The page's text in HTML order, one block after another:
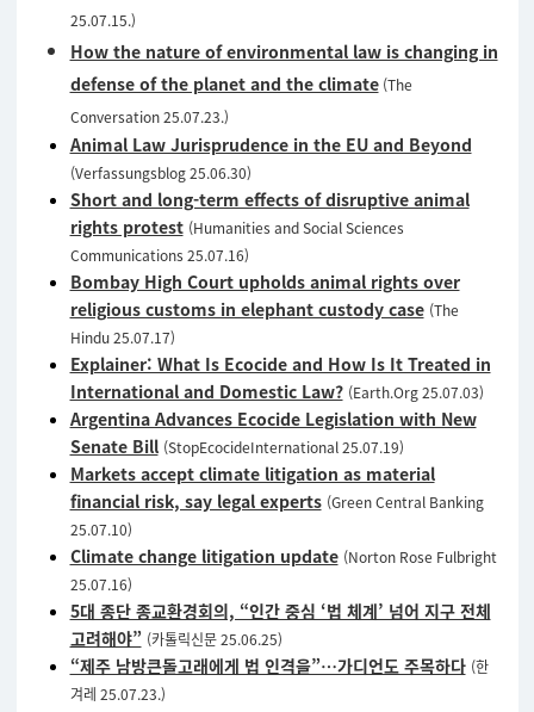
25.07.15.)
How the nature of environmental law is changing in
defense of the planet and the climate (The
Conversation 25.07.23.)
Animal Law Jurisprudence in the EU and Beyond
(Verfassungsblog 25.06.30)
Short and long-term effects of disruptive animal
rights protest (Humanities and Social Sciences
Communications 25.07.16)
Bombay High Court upholds animal rights over
religious customs in elephant custody case (The
Hindu 25.07.17)
Explainer: What Is Ecocide and How Is It Treated in
International and Domestic Law? (Earth.Org 25.07.03)
Argentina Advances Ecocide Legislation with New
Senate Bill (StopEcocideInternational 25.07.19)
Markets accept climate litigation as material
financial risk, say legal experts (Green Central Banking
25.07.10)
Climate change litigation update (Norton Rose Fulbright
25.07.16)
5대 종단 종교환경회의, “인간 중심 ‘법 체계’ 넘어 지구 전체
고려해야” (카톨릭신문 25.06.25)
“제주 남방큰돌고래에게 법 인격을”…가디언도 주목하다 (한
겨레 25.07.23.)